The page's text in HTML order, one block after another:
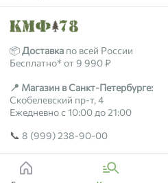
📦Доставка по всей России
Бесплатно* от 9 990 ₽
📍 Магазин в Санкт-Петербурге:
Скобелевский пр-т, 4
Ежедневно с 10:00 до 21:00
📞 8 (999) 238-90-00
2018-2026 © kmf78.ru